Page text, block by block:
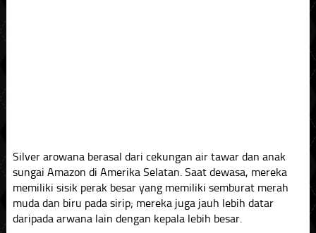
Silver arowana berasal dari cekungan air tawar dan anak
sungai Amazon di Amerika Selatan. Saat dewasa, mereka
memiliki sisik perak besar yang memiliki semburat merah
muda dan biru pada sirip; mereka juga jauh lebih datar
daripada arwana lain dengan kepala lebih besar.